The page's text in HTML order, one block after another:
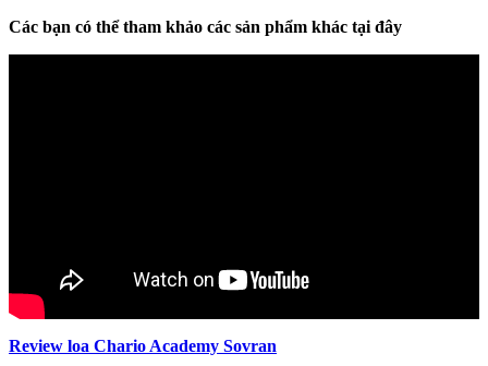
Các bạn có thể tham khảo các sản phẩm khác tại đây
Review loa Chario Academy Sovran